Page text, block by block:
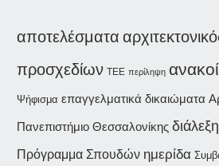
αποτελέσματα
προσχεδίων ΤΕΕ περίληψη
Ψήφισμα επαγγελματικά δικαιώματα
Πανεπιστήμιο Θεσσαλονίκης διάλεξη
Πρόγραμμα Σπουδών ημερίδα